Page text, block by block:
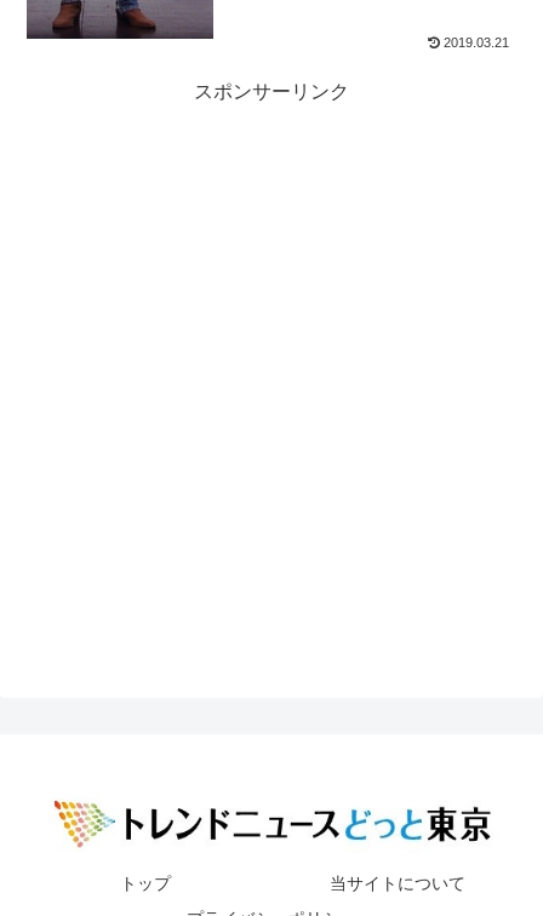
2019.03.21
スポンサーリンク
トップ
当サイトについて